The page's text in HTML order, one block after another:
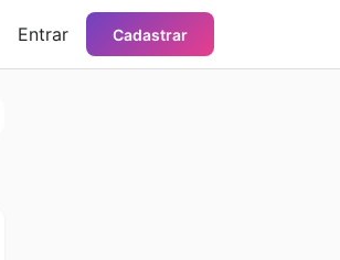
Entrar Cadastrar